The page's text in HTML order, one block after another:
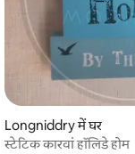
Longniddry में घर
स्टेटिक कारवां हॉलिडे होम